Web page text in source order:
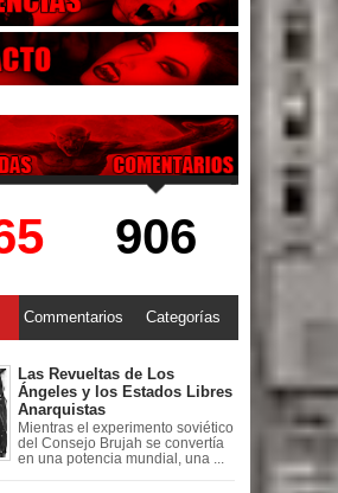
906
Commentarios Categorías
Las Revueltas de Los
Ángeles y los Estados Libres
Anarquistas
Mientras el experimento soviético
del Consejo Brujah se convertía
en una potencia mundial, una ...